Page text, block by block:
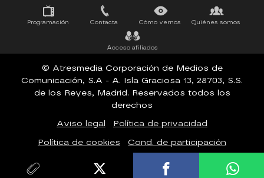
Programación Contacta Cómo vernos Quiénes somos
Acceso afiliados
© Atresmedia Corporación de Medios de
Comunicación, S.A - A. Isla Graciosa 13, 28703, S.S.
de los Reyes, Madrid. Reservados todos los
derechos
Aviso legal
Política de privacidad
Política de cookies
Cond. de participación
Configuración de privacidad
Accesibilidad